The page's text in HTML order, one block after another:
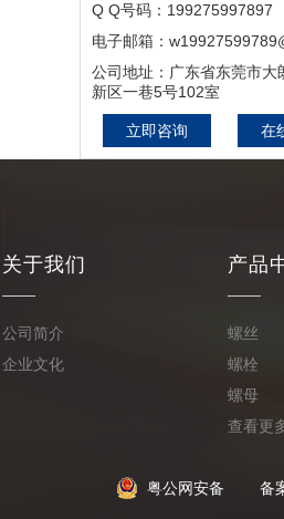
计费推广_东莞市
推广有限
Q Q号码：199275997897
电子邮箱：
公司地址：广东省东莞市大
新区一巷5号102室
立即咨询 在
关于我们
公司简介
企业文化
产品
螺丝
螺栓
螺母
查看更
粤公网安备 备案